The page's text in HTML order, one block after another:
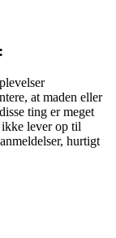
at maden eller
ting er meget
ikke lever op til
hurtigt